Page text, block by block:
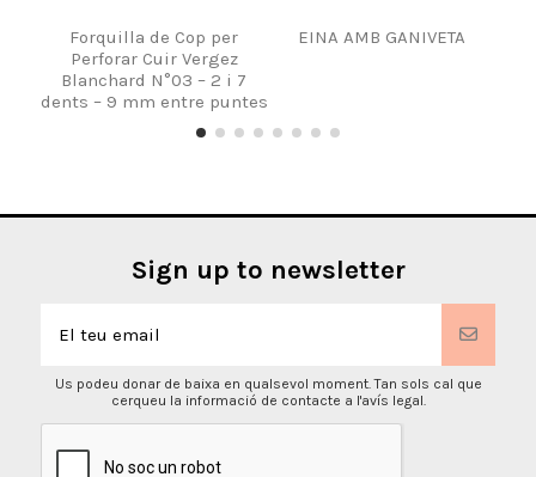
Forquilla de Cop per
Perforar Cuir Vergez
Blanchard N°03 – 2 i 7
dents – 9 mm entre puntes
EINA AMB GANIVETA
Sign up to newsletter
Us podeu donar de baixa en qualsevol moment. Tan sols cal que
cerqueu la informació de contacte a l'avís legal.